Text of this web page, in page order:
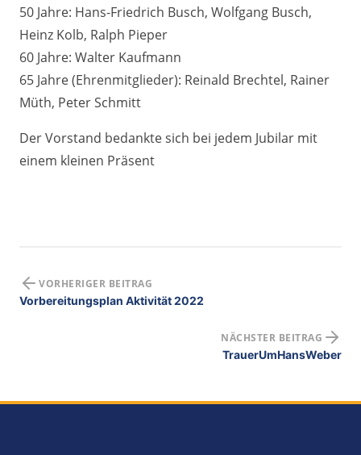
50 Jahre: Hans-Friedrich Busch, Wolfgang Busch,
Heinz Kolb, Ralph Pieper
60 Jahre: Walter Kaufmann
65 Jahre (Ehrenmitglieder): Reinald Brechtel, Rainer
Müth, Peter Schmitt
Der Vorstand bedankte sich bei jedem Jubilar mit
einem kleinen Präsent
VORHERIGER BEITRAG
Vorbereitungsplan Aktivität 2022
NÄCHSTER BEITRAG
TrauerUmHansWeber